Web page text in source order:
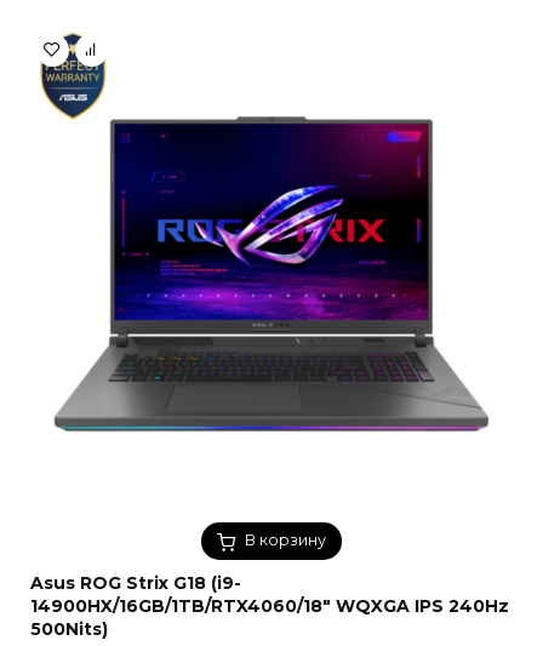
В корзину
Asus ROG Strix G18 (i9-
14900HX/16GB/1TB/RTX4060/18″ WQXGA IPS 240Hz
500Nits)